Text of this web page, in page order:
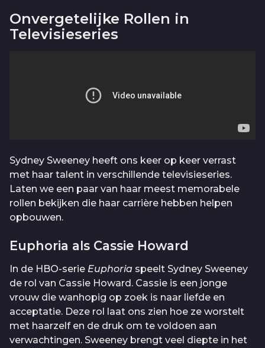
Onvergetelijke Rollen in
Televisieseries
Sydney Sweeney heeft ons keer op keer verrast
met haar talent in verschillende televisieseries.
Laten we een paar van haar meest memorabele
rollen bekijken die haar carrière hebben helpen
opbouwen.
Euphoria als Cassie Howard
In de HBO-serie Euphoria speelt Sydney Sweeney
de rol van Cassie Howard. Cassie is een jonge
vrouw die wanhopig op zoek is naar liefde en
acceptatie. Deze rol laat ons zien hoe ze worstelt
met haarzelf en de druk om te voldoen aan
verwachtingen. Sweeney brengt veel diepte in het